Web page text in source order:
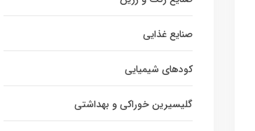
صنایع غذایی
کودهای شیمیایی
گلیسیرین خوراکی و بهداشتی